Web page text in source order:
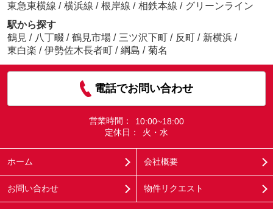
東急東横線 / 横浜線 / 根岸線 / 相鉄本線 / グリーンライン
駅から探す
鶴見 / 八丁畷 / 鶴見市場 / 三ツ沢下町 / 反町 / 新横浜 /
東白楽 / 伊勢佐木長者町 / 綱島 / 菊名
電話でお問い合わせ
営業時間：
10:00~18:00
定休日：
火・水
ホーム 会社概要
お問い合わせ 物件リクエスト